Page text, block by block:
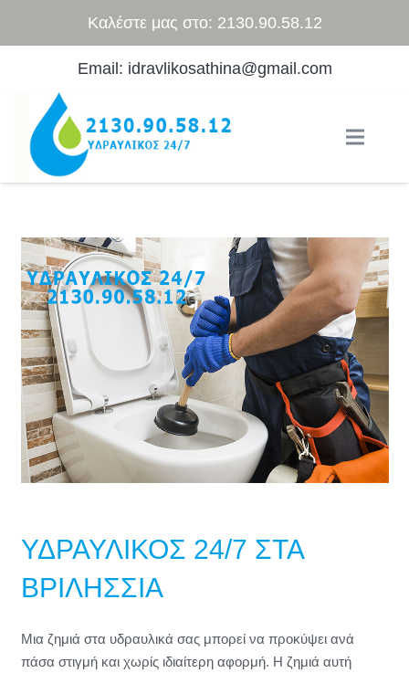
Καλέστε μας στο: 2130.90.58.12
Email: idravlikosathina@gmail.com
ΥΔΡΑΥΛΙΚΟΣ 24/7 ΣΤΑ
ΒΡΙΛΗΣΣΙΑ
Μια ζημιά στα υδραυλικά σας μπορεί να προκύψει ανά
πάσα στιγμή και χωρίς ιδιαίτερη αφορμή. Η ζημιά αυτή